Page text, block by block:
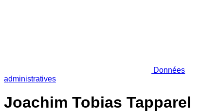
Données
administratives
Joachim Tobias Tapparel